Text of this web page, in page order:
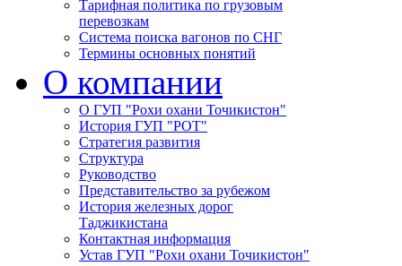
Тарифная политика по грузовым
перевозкам
Система поиска вагонов по СНГ
Термины основных понятий
О компании
О ГУП "Рохи охани Точикистон"
История ГУП "РОТ"
Стратегия развития
Структура
Руководство
Представительство за рубежом
История железных дорог
Таджикистана
Контактная информация
Устав ГУП "Рохи охани Точикистон"